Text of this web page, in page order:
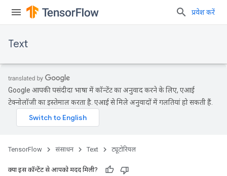
प्रवेश करें
Text
Google आपकी पसंदीदा भाषा में कॉन्टेंट का अनुवाद करने के लिए, एआई
टेक्नोलॉजी का इस्तेमाल करता है. एआई से मिले अनुवादों में गलतियां हो सकती हैं.
TensorFlow संसाधन Text ट्यूटोरियल
क्या इस कॉन्टेंट से आपको मदद मिली?